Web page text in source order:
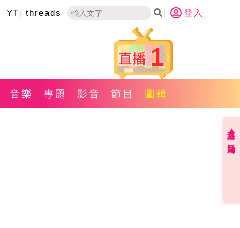
YT threads 登入
1
音樂 專題 影音 節目 圖輯
直播✦活動